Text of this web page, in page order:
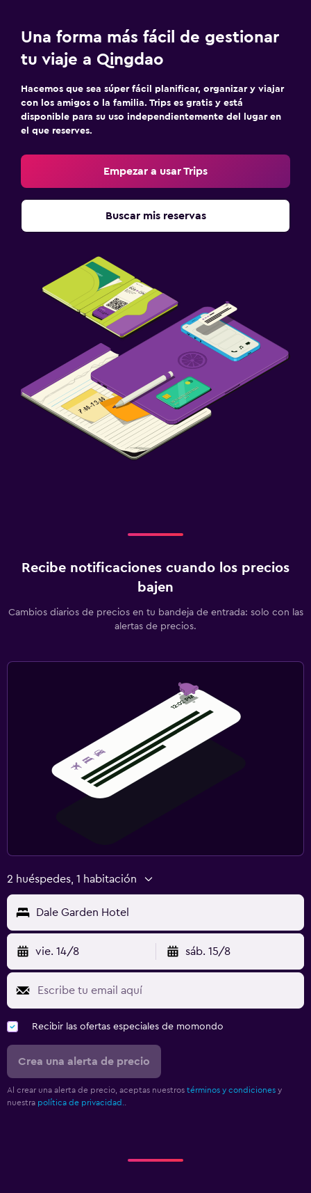
Una forma más fácil de gestionar
tu viaje a Qingdao
Hacemos que sea súper fácil planificar, organizar y viajar
con los amigos o la familia. Trips es gratis y está
disponible para su uso independientemente del lugar en
el que reserves.
Empezar a usar Trips
Buscar mis reservas
Recibe notificaciones cuando los precios
bajen
Cambios diarios de precios en tu bandeja de entrada: solo con las
alertas de precios.
2 huéspedes, 1 habitación
Dale Garden Hotel
vie. 14/8 sáb. 15/8
Recibir las ofertas especiales de momondo
Crea una alerta de precio
Al crear una alerta de precio, aceptas nuestros términos y condiciones y
nuestra política de privacidad.